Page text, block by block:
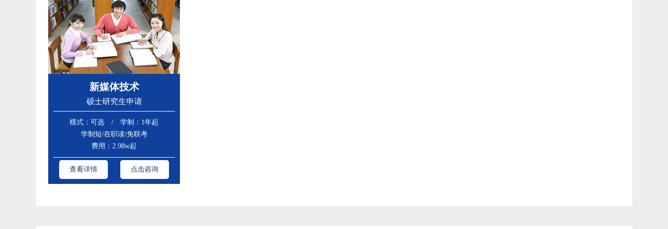
新媒体技术
硕士研究生申请
模式：可选 / 学制：1年起
学制短/在职读/免联考
费用：2.98w起
查看详情 点击咨询